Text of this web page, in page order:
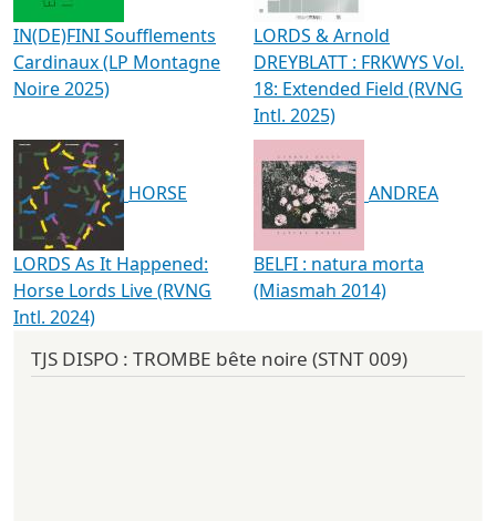
IN(DE)FINI Soufflements
Cardinaux (LP Montagne
Noire 2025)
LORDS & Arnold
DREYBLATT : FRKWYS Vol.
18: Extended Field (RVNG
Intl. 2025)
HORSE
LORDS As It Happened:
Horse Lords Live (RVNG
Intl. 2024)
ANDREA
BELFI : natura morta
(Miasmah 2014)
TJS DISPO : TROMBE bête noire (STNT 009)